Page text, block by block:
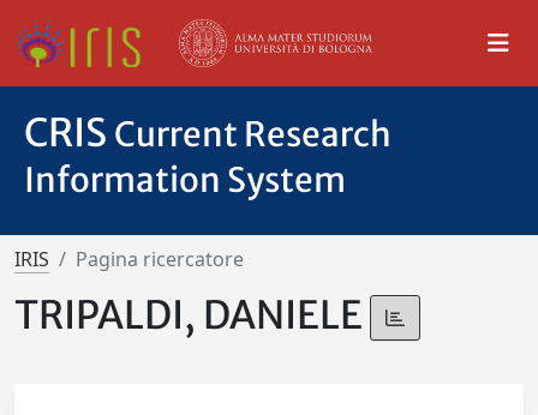
CRIS Current Research
Information System
IRIS Pagina ricercatore
TRIPALDI, DANIELE